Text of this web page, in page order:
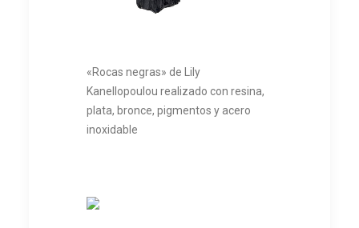
«Rocas negras» de Lily
Kanellopoulou realizado con resina,
plata, bronce, pigmentos y acero
inoxidable